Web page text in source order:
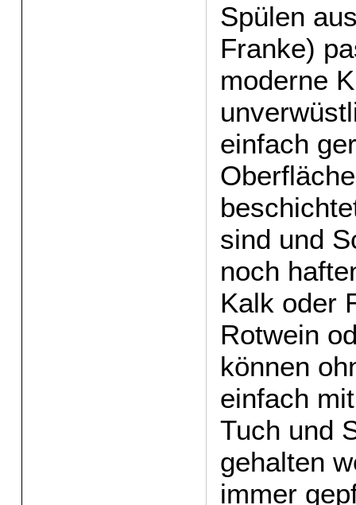
Spülen
Franke)
moderne
einfach
sind und
noch
Kalk oder
Rotwein
können
einfach
Tuch und
gehalten
immer